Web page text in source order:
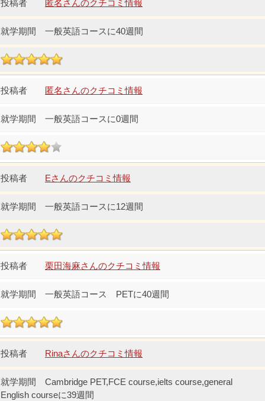
匿名さんのクチコミ情報
一般英語コースに40週間
匿名さんのクチコミ情報
一般英語コースに0週間
Eさんのクチコミ情報
一般英語コースに12週間
栗田海麻さんのクチコミ情報
一般英語コース PETに40週間
Rinaさんのクチコミ情報
Cambridge PET,FCE course,ielts course,general
English courseに39週間